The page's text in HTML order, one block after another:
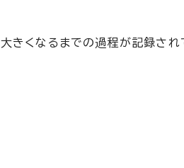
きくなるまでの過程が記録され